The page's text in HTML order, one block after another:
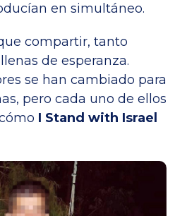
en simultáneo.
compartir, tanto
de esperanza.
se han cambiado para
pero cada uno de ellos
I Stand with Israel